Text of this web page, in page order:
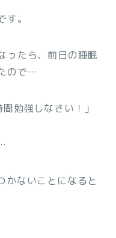
。
ったら、前日の睡眠
ので…
勉強しなさい！」
かないことになると